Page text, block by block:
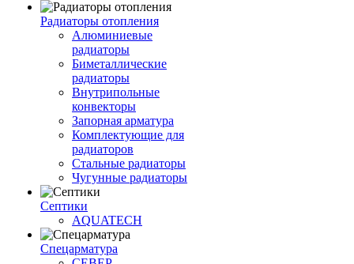
Радиаторы отопления
Алюминиевые
радиаторы
Биметаллические
радиаторы
Внутрипольные
конвекторы
Запорная арматура
Комплектующие для
радиаторов
Стальные радиаторы
Чугунные радиаторы
Септики
AQUATECH
Спецарматура